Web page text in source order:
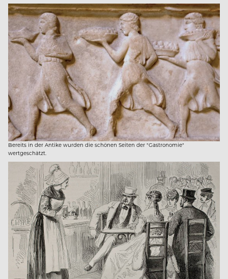
Bereits in der Antike wurden die schönen Seiten der "Gastronomie"
wertgeschätzt.